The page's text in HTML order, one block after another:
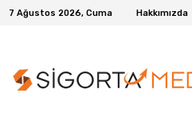
7 Ağustos 2026, Cuma Hakkımızda